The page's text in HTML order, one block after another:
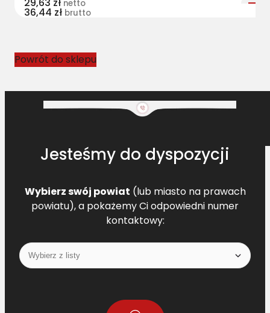
7
0
29,63 zł netto
36,44 zł brutto
Powrót do sklepu
Jesteśmy do dyspozycji
Wybierz swój powiat (lub miasto na prawach
powiatu), a pokażemy Ci odpowiedni numer
kontaktowy: